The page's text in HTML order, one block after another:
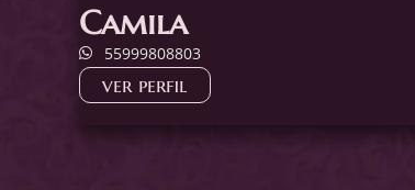
Camila
55999808803
ver perfil